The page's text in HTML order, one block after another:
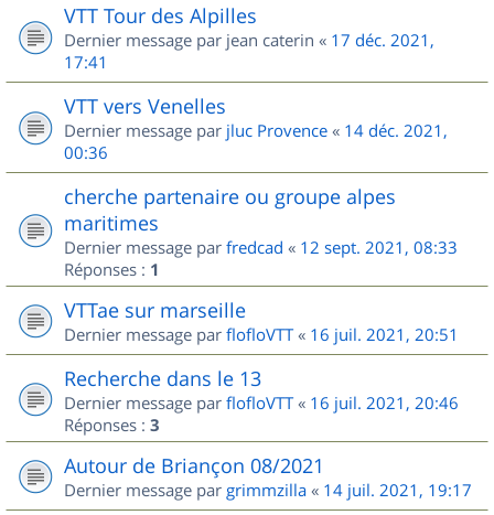
VTT Tour des Alpilles
Dernier message par jean caterin « 17 déc. 2021,
17:41
VTT vers Venelles
Dernier message par jluc Provence « 14 déc. 2021,
00:36
cherche partenaire ou groupe alpes
maritimes
Dernier message par fredcad « 12 sept. 2021, 08:33
Réponses : 1
VTTae sur marseille
Dernier message par flofloVTT« 16 juil. 2021, 20:51
Recherche dans le 13
Dernier message par flofloVTT« 16 juil. 2021, 20:46
Réponses : 3
Autour de Briançon 08/2021
Dernier message par grimmzilla « 14 juil. 2021, 19:17